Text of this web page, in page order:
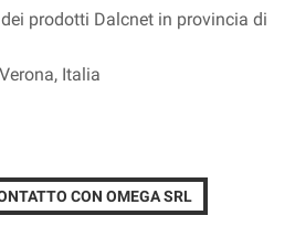
prodotti Dalcnet in provincia di
Italia
CON OMEGA SRL